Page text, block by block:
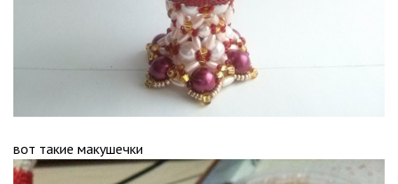
вот такие макушечки